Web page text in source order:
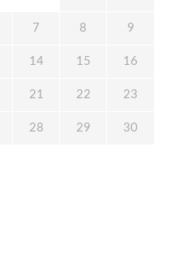
7 8 9
14 15 16
21 22 23
28 29 30